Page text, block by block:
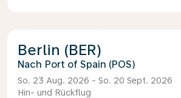
Berlin (BER)
Port of Spain (POS)
So. 23 Aug. 2026 - So. 20 Sept. 2026
Hin- und Rückflug